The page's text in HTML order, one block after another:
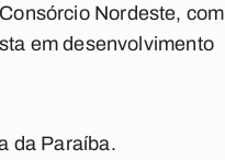
Nordeste, com
em desenvolvimento
da Paraíba.